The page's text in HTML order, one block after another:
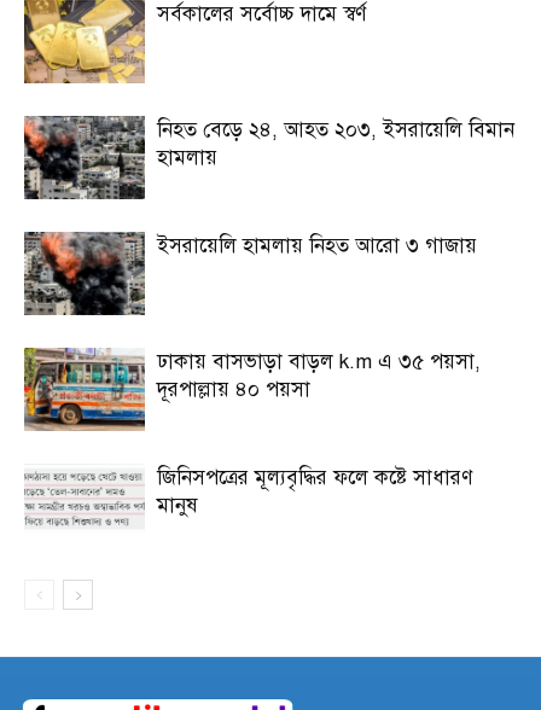
সর্বকালের সর্বোচ্চ দামে স্বর্ণ
নিহত বেড়ে ২৪, আহত ২০৩, ইসরায়েলি বিমান
হামলায়
ইসরায়েলি হামলায় নিহত আরো ৩ গাজায়
ঢাকায় বাসভাড়া বাড়ল k.m এ ৩৫ পয়সা,
দূরপাল্লায় ৪০ পয়সা
জিনিসপত্রের মূল্যবৃদ্ধির ফলে কষ্টে সাধারণ
মানুষ